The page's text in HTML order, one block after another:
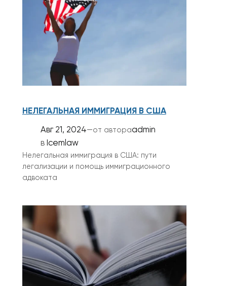
НЕЛЕГАЛЬНАЯ ИММИГРАЦИЯ В США
Авг 21, 2024—от автораadmin
в Icemlaw
Нелегальная иммиграция в США: пути
легализации и помощь иммиграционного
адвоката